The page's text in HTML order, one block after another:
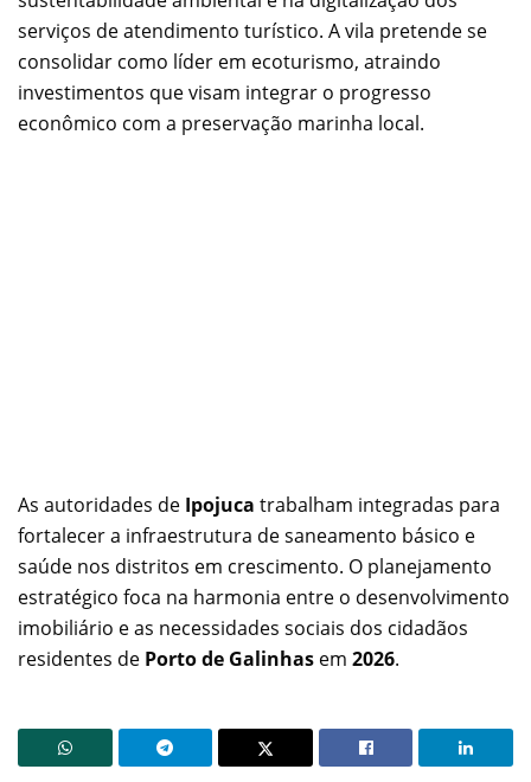
serviços de atendimento turístico. A vila pretende se
consolidar como líder em ecoturismo, atraindo
investimentos que visam integrar o progresso
econômico com a preservação marinha local.
As autoridades de Ipojuca trabalham integradas para
fortalecer a infraestrutura de saneamento básico e
saúde nos distritos em crescimento. O planejamento
estratégico foca na harmonia entre o desenvolvimento
imobiliário e as necessidades sociais dos cidadãos
residentes de Porto de Galinhas em 2026.